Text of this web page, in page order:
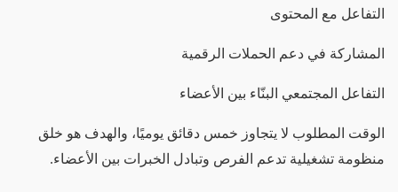
التفاعل مع المحتوى
المشاركة في دعم الحملات الرقمية
التفاعل المجتمعي البنّاء بين الأعضاء
الوقت المطلوب لا يتجاوز خمس دقائق يوميًا، والهدف هو خلق
منظومة تشغيلية تدعم الفرص وتبادل الخبرات بين الأعضاء.